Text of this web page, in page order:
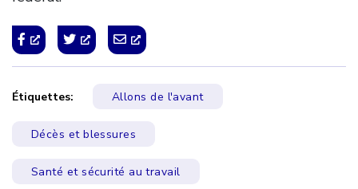
Étiquettes: Allons de l'avant
Décès et blessures
Santé et sécurité au travail